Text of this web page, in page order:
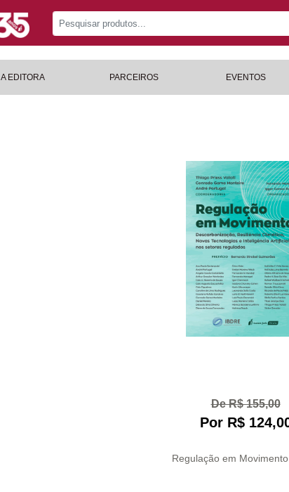
A EDITORA PARCEIROS EVENTOS
De R$ 155,00
Por R$
Regulação em